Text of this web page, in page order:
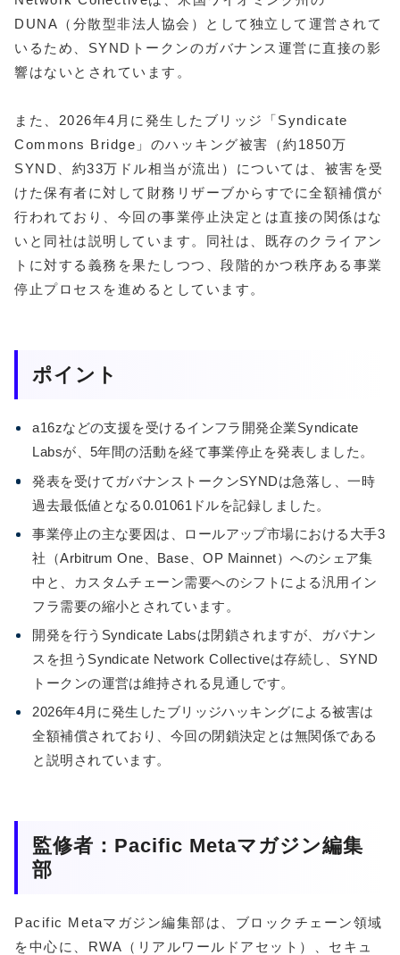
DUNA（分散型非法人協会）として独立して運営されて
いるため、SYNDトークンのガバナンス運営に直接の影
響はないとされています。
また、2026年4月に発生したブリッジ「Syndicate
Commons Bridge」のハッキング被害（約1850万
SYND、約33万ドル相当が流出）については、被害を受
けた保有者に対して財務リザーブからすでに全額補償が
行われており、今回の事業停止決定とは直接の関係はな
いと同社は説明しています。同社は、既存のクライアン
トに対する義務を果たしつつ、段階的かつ秩序ある事業
停止プロセスを進めるとしています。
ポイント
a16zなどの支援を受けるインフラ開発企業Syndicate
Labsが、5年間の活動を経て事業停止を発表しました。
発表を受けてガバナンストークンSYNDは急落し、一時
過去最低値となる0.01061ドルを記録しました。
事業停止の主な要因は、ロールアップ市場における大手3
社（Arbitrum One、Base、OP Mainnet）へのシェア集
中と、カスタムチェーン需要へのシフトによる汎用イン
フラ需要の縮小とされています。
開発を行うSyndicate Labsは閉鎖されますが、ガバナン
スを担うSyndicate Network Collectiveは存続し、SYND
トークンの運営は維持される見通しです。
2026年4月に発生したブリッジハッキングによる被害は
全額補償されており、今回の閉鎖決定とは無関係である
と説明されています。
監修者：Pacific Metaマガジン編集
部
Pacific Metaマガジン編集部は、ブロックチェーン領域
を中心に、RWA（リアルワールドアセット）、セキュ